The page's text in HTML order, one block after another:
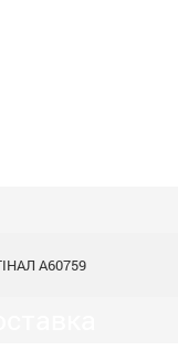
A60759